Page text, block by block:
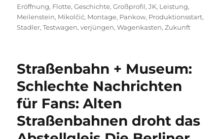
Eröffnung, Flotte,Geschichte,Großprofil,JK, Leistung,
Meilenstein, Mikolčić, Montage, Pankow, Produktionsstart,
Stadler,Testwagen,verjüngen,Wagenkasten,Zukunft
Straßenbahn + Museum:
Schlechte Nachrichten
für Fans: Alten
Straßenbahnen droht das